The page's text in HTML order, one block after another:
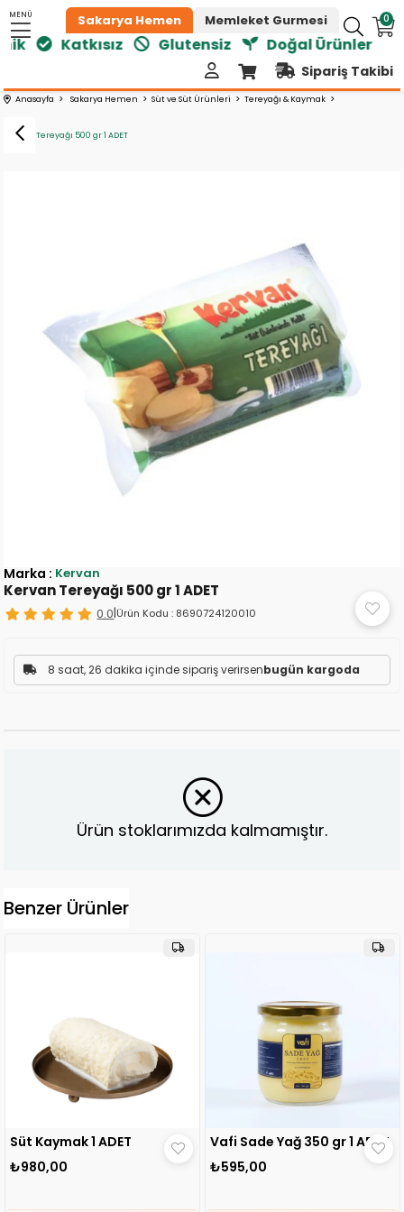
0
MENÜ Sakarya Hemen Memleket Gurmesi
Katkısız Glutensiz Doğal Ürünler
Sipariş Takibi
Anasayfa Sakarya Hemen Süt ve Süt Ürünleri Tereyağı & Kaymak
Kervan Tereyağı 500 gr 1 ADET
Kervan Tereyağı 500 gr 1 ADET
0.0|Ürün Kodu : 8690724120010
8 saat, 26 dakika içinde sipariş verirsenbugün kargoda
Marka : Kervan
Ürün stoklarımızda kalmamıştır.
Benzer Ürünler
Süt Kaymak 1 ADET
₺980,00
Vafi Sade Yağ 350 gr 1 ADET
₺595,00